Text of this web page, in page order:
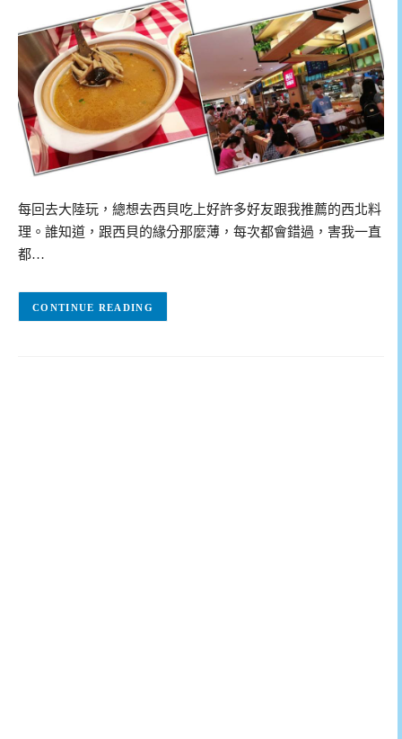
每回去大陸玩，總想去西貝吃上好許多好友跟我推薦的西北料
理。誰知道，跟西貝的緣分那麼薄，每次都會錯過，害我一直
都…
CONTINUE READING